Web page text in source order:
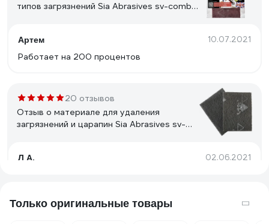
типов загрязнений Sia Abrasives sv-combi-
Артем 10.07.2021
Работает на 200 процентов
20 отзывов
Отзыв о материале для удаления
загрязнений и царапин Sia Abrasives sv-
Л А. 02.06.2021
Только оригинальные товары